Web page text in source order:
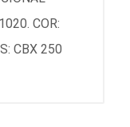
COR:
CBX 250